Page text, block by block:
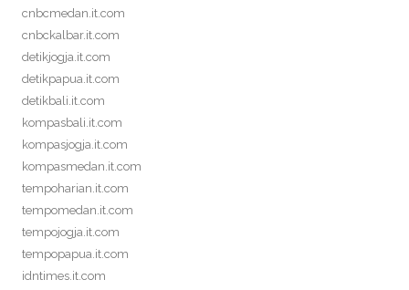
cnbcmedan.it.com
cnbckalbar.it.com
detikjogja.it.com
detikpapua.it.com
detikbali.it.com
kompasbali.it.com
kompasjogja.it.com
kompasmedan.it.com
tempoharian.it.com
tempomedan.it.com
tempojogja.it.com
tempopapua.it.com
idntimes.it.com